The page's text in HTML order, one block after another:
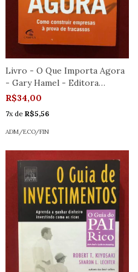
Livro - O Que Importa Agora
- Gary Hamel - Editora
Campus - Seminovo
R$34,00
7x de R$5,56
ADM/ECO/FIN